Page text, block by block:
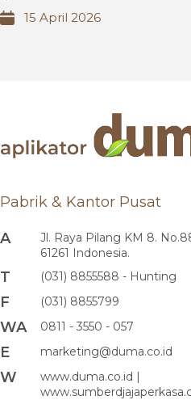
15 April 2026
Pabrik & Kantor Pusat
A
Jl. Raya Pilang KM 8.
61261 Indonesia.
T (031) 8855588 - Hunting
F (031) 8855799
WA 0811 - 3550 - 057
E marketing@duma.co.id
W
www.duma.co.id |